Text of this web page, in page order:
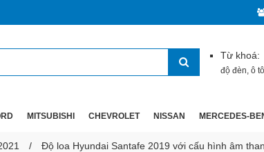
Từ khoá:
độ đèn,ô tô
MITSUBISHI CHEVROLET NISSAN MERCEDES-
Độ loa Hyundai Santafe 2019 với cấu hình âm